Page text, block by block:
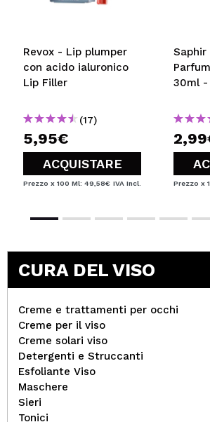
Revox - Lip plumper
con acido ialuronico
Lip Filler
(17)
5,95€
ACQUISTARE
Prezzo x 100 Ml: 49,58€ IVA Incl.
Saphir
30ml -
Prezzo x
CURA DEL VISO
Creme e trattamenti per occhi
Creme per il viso
Creme solari viso
Detergenti e Struccanti
Esfoliante Viso
Maschere
Sieri
Tonici